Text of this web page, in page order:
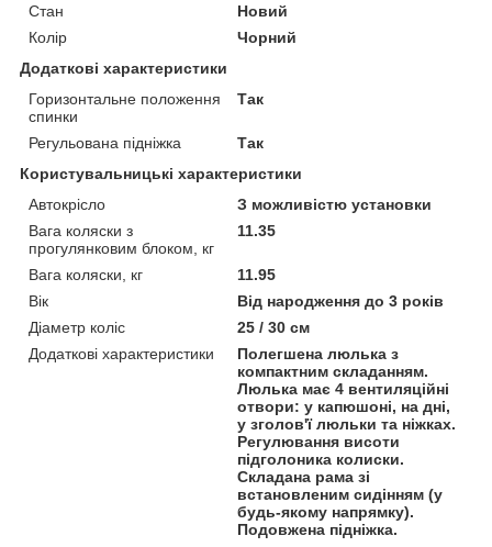
Стан
Новий
Колір
Чорний
Додаткові характеристики
Горизонтальне положення
спинки
Так
Регульована підніжка
Так
Користувальницькі характеристики
Автокрісло
З можливістю установки
Вага коляски з
прогулянковим блоком, кг
11.35
Вага коляски, кг
11.95
Вік
Від народження до 3 років
Діаметр коліс
25 / 30 см
Додаткові характеристики
Полегшена люлька з
компактним складанням.
Люлька має 4 вентиляційні
отвори: у капюшоні, на дні,
у зголов'ї люльки та ніжках.
Регулювання висоти
підголоника колиски.
Складана рама зі
встановленим сидінням (у
будь-якому напрямку).
Подовжена підніжка.